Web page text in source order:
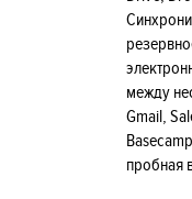
между
Gmail,
пробная